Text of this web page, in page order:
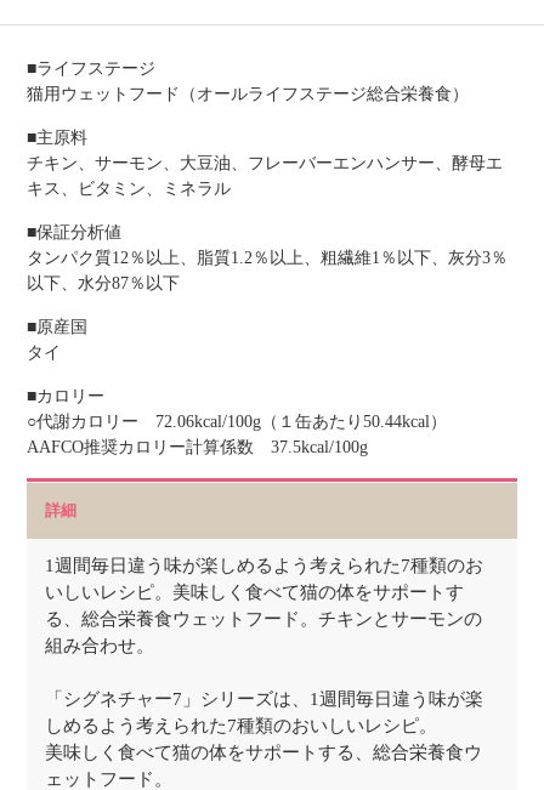
■ライフステージ
猫用ウェットフード（オールライフステージ総合栄養食）
■主原料
チキン、サーモン、大豆油、フレーバーエンハンサー、酵母エ
キス、ビタミン、ミネラル
■保証分析値
タンパク質12％以上、脂質1.2％以上、粗繊維1％以下、灰分3％
以下、水分87％以下
■原産国
タイ
■カロリー
○代謝カロリー 72.06kcal/100g（１缶あたり50.44kcal）
AAFCO推奨カロリー計算係数 37.5kcal/100g
詳細
1週間毎日違う味が楽しめるよう考えられた7種類のお
いしいレシピ。美味しく食べて猫の体をサポートす
る、総合栄養食ウェットフード。チキンとサーモンの
組み合わせ。
「シグネチャー7」シリーズは、1週間毎日違う味が楽
しめるよう考えられた7種類のおいしいレシピ。
美味しく食べて猫の体をサポートする、総合栄養食ウ
ェットフード。